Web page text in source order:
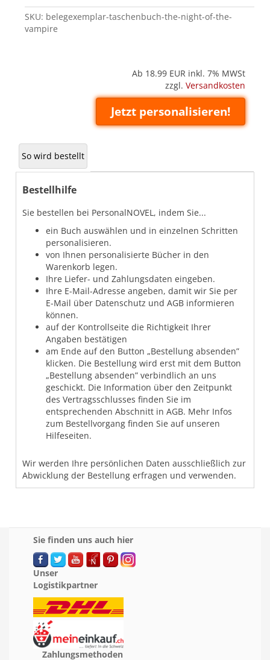
of
the
Vampire
SKU: belegexemplar-taschenbuch-the-night-of-the-
vampire
Ab 18.99 EUR inkl. 7% MWSt
zzgl. Versandkosten
Jetzt personalisieren!
So wird bestellt
Bestellhilfe
Sie bestellen bei PersonalNOVEL, indem Sie...
ein Buch auswählen und in einzelnen Schritten
personalisieren.
von Ihnen personalisierte Bücher in den
Warenkorb legen.
Ihre Liefer- und Zahlungsdaten eingeben.
Ihre E-Mail-Adresse angeben, damit wir Sie per
E-Mail über Datenschutz und AGB informieren
können.
auf der Kontrollseite die Richtigkeit Ihrer
Angaben bestätigen
am Ende auf den Button „Bestellung absenden”
klicken. Die Bestellung wird erst mit dem Button
„Bestellung absenden” verbindlich an uns
geschickt. Die Information über den Zeitpunkt
des Vertragsschlusses finden Sie im
entsprechenden Abschnitt in AGB. Mehr Infos
zum Bestellvorgang finden Sie auf unseren
Hilfeseiten.
Wir werden Ihre persönlichen Daten ausschließlich zur
Abwicklung der Bestellung erfragen und verwenden.
Sie finden uns auch hier
Unser
Logistikpartner
Zahlungsmethoden